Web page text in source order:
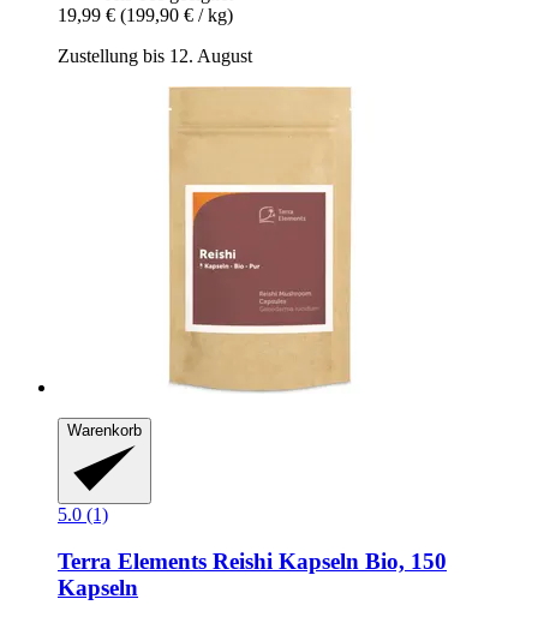
19,99 € (199,90 € / kg)
Zustellung bis 12. August
Warenkorb
5.0 (1)
Terra Elements Reishi Kapseln Bio, 150
Kapseln